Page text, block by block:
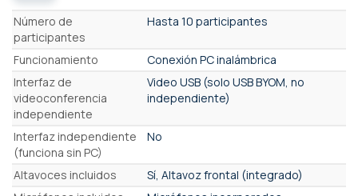
Características
Número de
participantes
Hasta 10 participantes
Funcionamiento
Conexión PC inalámbrica
Interfaz de
videoconferencia
independiente
Video USB (solo USB BYOM, no
independiente)
Interfaz independiente
(funciona sin PC)
No
Altavoces incluidos
Sí, Altavoz frontal (integrado)